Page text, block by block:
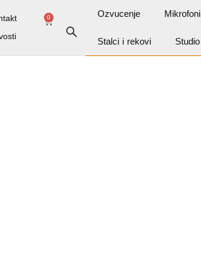
0 Ozvucenje Mikrofoni
Stalci i rekovi Studio